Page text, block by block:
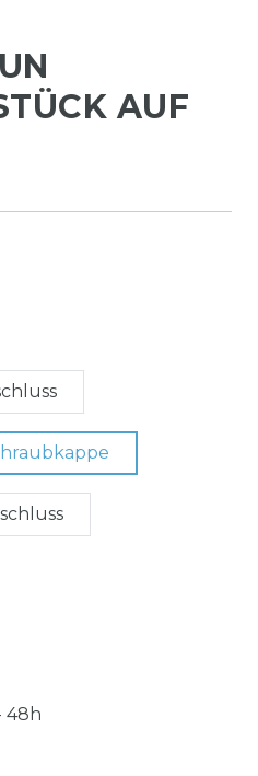
Z
AUF P
48h